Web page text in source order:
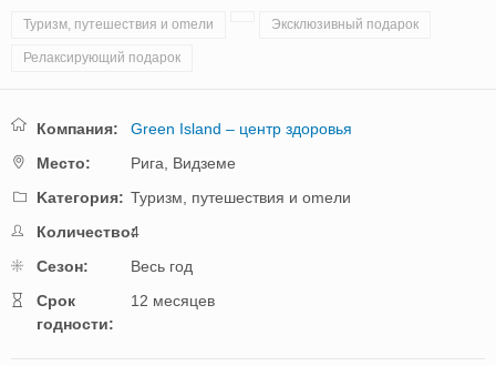
Туризм, путешествия и оmели Эксклюзивный подарок
Релаксирующий подарок
Компания:
Green Island – центр здоровья
Mестo:
Рига, Видземе
Kатегория: Туризм, путешествия и оmели
Количество:4
Cезон:
Весь год
Cрок
годности:
12 месяцев